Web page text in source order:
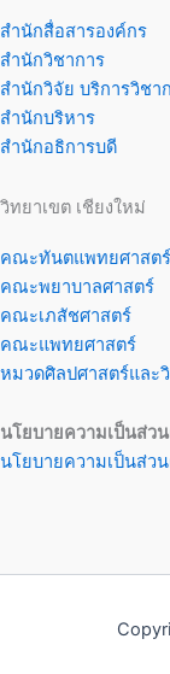
สำนักสื่อสารองค์กร
สำนักวิชาการ
สำนักวิจัย บริการวิช
สำนักบริหาร
สำนักอธิการบดี
วิทยาเขต เชียงใหม่
คณะทันตแพทยศาสตร์
คณะพยาบาลศาสตร์
คณะเภสัชศาสตร์
คณะแพทยศาสตร์
หมวดศิลปศาสตร์และ
นโยบายความเป็นส่ว
นโยบายความเป็นส่ว